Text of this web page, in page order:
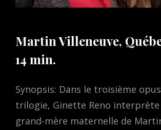
Martin Villeneuve,
14 min.
Synopsis: Dans le troisième
trilogie, Ginette Reno interprète
grand-mère maternelle de